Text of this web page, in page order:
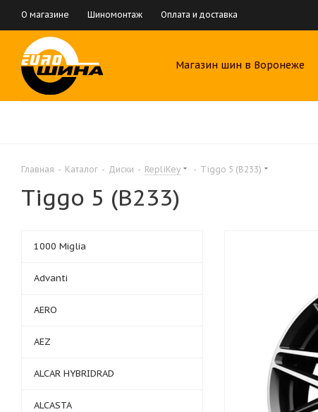
О магазине Шиномонтаж Оплата и доставка
Магазин шин в Воронеже
Главная - Каталог - Диски - RepliKey - Tiggo 5 (B233)
Tiggo 5 (B233)
1000 Miglia
Advanti
AERO
AEZ
ALCAR HYBRIDRAD
ALCASTA